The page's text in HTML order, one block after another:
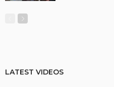
LATEST VIDEOS